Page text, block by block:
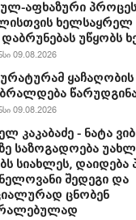
აფხაზური
დაბრუნებას უწყობს
09.08.2026
09.08.2026
კაკაბაძე - ნატა
საზოგადოება
სიახლეს,
შედეგი და
ცნობენ